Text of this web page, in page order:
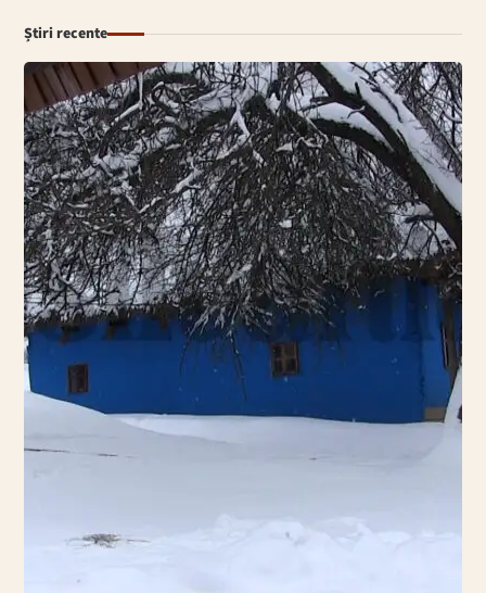
Știri recente